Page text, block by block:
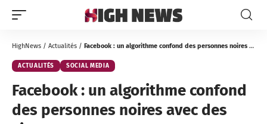
HighNews / Actualités / Facebook : un algorithme confond des personnes noires avec des singes
ACTUALITÉS SOCIAL MEDIA
Facebook : un algorithme confond
des personnes noires avec des